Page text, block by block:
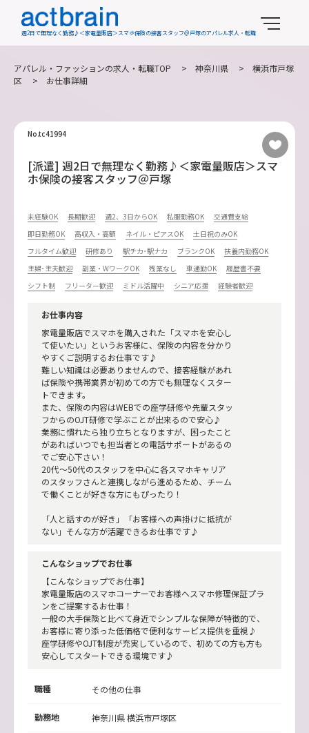
週2日で無理なく勤務♪＜家電量販店＞スマホ保険の接客スタッフ＠戸塚のアパレル求人・転職
アパレル・ファッションの求人・転職TOP > 神奈川県 > 横浜市戸塚
区 > お仕事詳細
No.tc41994
[派遣] 週2日で無理なく勤務♪＜家電量販店＞スマ
ホ保険の接客スタッフ＠戸塚
未経験OK 長期歓迎 週2、3日からOK 私服勤務OK
交通費支給
即日勤務OK
高収入・高額 ネイル・ピアスOK
土日祝のみOK
フルタイム歓迎
研修あり 駅チカ･駅ナカ ブランクOK
扶養内勤務OK
主婦･主夫歓迎
副業・WワークOK 残業なし 車通勤OK
履歴書不要
シフト制
フリーター歓迎 ミドル活躍中 シニア応援 経験者歓迎
お仕事内容
家電量販店でスマホを購入された「スマホを安心し
て使いたい」というお客様に、保険の内容を分かり
やすくご説明するお仕事です♪
難しい知識は必要ありませんので、接客経験があれ
ば保険や携帯業界が初めての方でも無理なくスター
トできます。
また、保険の内容はWEBでの座学研修や先輩スタッ
フからのOJT研修で学ぶことが出来るので安心♪
業務に慣れたら独り立ちとなりますが、困ったこと
があればいつでも担当者との電話サポートがあるの
でご安心下さい！
20代～50代のスタッフを中心に各スマホキャリア
のスタッフさんと連携しながら進めるため、チーム
で働くことが好きな方にもぴったり！
「人と話すのが好き」「お客様への声掛けに抵抗が
ない」そんな方が活躍できるお仕事です♪
こんなショップでお仕事
【こんなショップでお仕事】
家電量販店のスマホコーナーでお客様へスマホ修理保証プラ
ンをご提案するお仕事！
一般の大手保険と比べて身近でシンプルな保障が特徴的で、
お客様に寄り添った低価格で便利なサービス提供を重視♪
座学研修やOJT制度が充実しているので、初めての方も方も
安心してスタートできる環境です♪
職種 その他の仕事
勤務地 神奈川県横浜市戸塚区